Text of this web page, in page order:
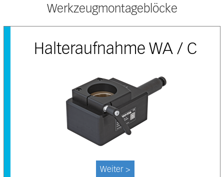
Werkzeugmontageblöcke
Halteraufnahme WA / C
Weiter >